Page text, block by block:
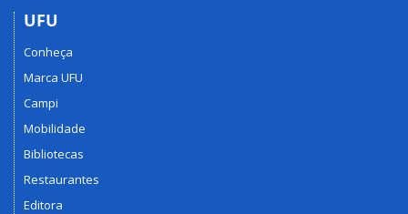
UFU
Conheça
Marca UFU
Campi
Mobilidade
Bibliotecas
Restaurantes
Editora